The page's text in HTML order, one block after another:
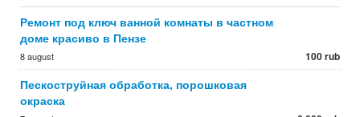
Ремонт под ключ ванной комнаты в частном
доме красиво в Пензе
8 august 100 rub
Пескоструйная обработка, порошковая
окраска